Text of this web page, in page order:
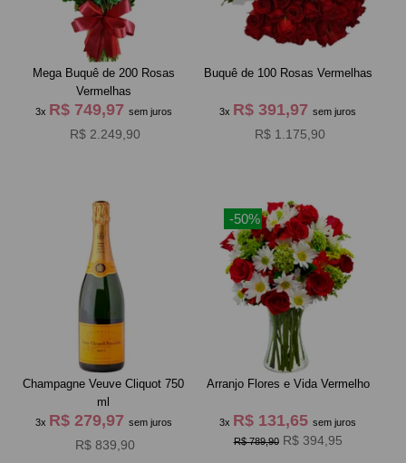
Mega Buquê de 200 Rosas
Vermelhas
3x R$ 749,97 sem juros
R$ 2.249,90
Buquê de 100 Rosas Vermelhas
3x R$ 391,97sem juros
R$ 1.175,90
Champagne Veuve Cliquot 750
ml
3x R$ 279,97 sem juros
R$ 839,90
-50%
Arranjo Flores e Vida Vermelho
3x R$ 131,65sem juros
R$ 789,90 R$ 394,95